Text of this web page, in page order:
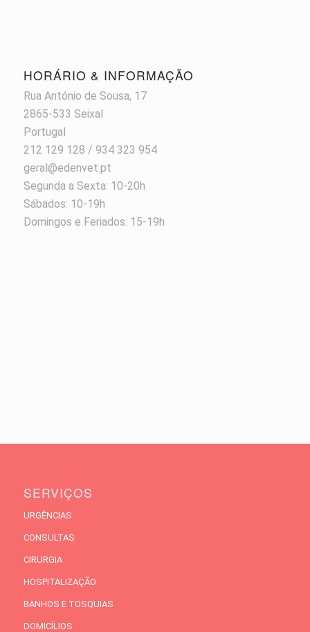
HORÁRIO & INFORMAÇÃO
Rua António de Sousa, 17
2865-533 Seixal
Portugal
212 129 128 / 934 323 954
geral@edenvet.pt
Segunda a Sexta: 10-20h
Sábados: 10-19h
Domingos e Feriados: 15-19h
SERVIÇOS
URGÊNCIAS
CONSULTAS
CIRURGIA
HOSPITALIZAÇÃO
BANHOS E TOSQUIAS
DOMICÍLIOS